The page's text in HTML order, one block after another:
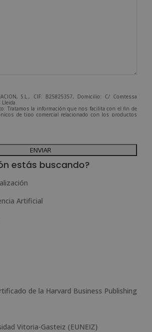
S.L., CIF: B25825357, Domicilio: C/ Comtessa
Tratamos la información que nos facilita con el fin de
de tipo comercial relacionado con los productos
productos que fueran de su interés.
Consentimiento del interesado.
nuestra Política de Privacidad.
comercial (vía telefónica y/o email):
estás buscando?
Artificial
de la Harvard Business Publishing
Vitoria-Gasteiz (EUNEIZ)